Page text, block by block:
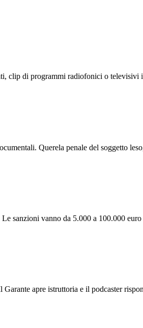
clip di programmi radiofonici o televisivi
Querela penale del soggetto
sanzioni vanno da 5.000 a 100.000
apre istruttoria e il podcaster